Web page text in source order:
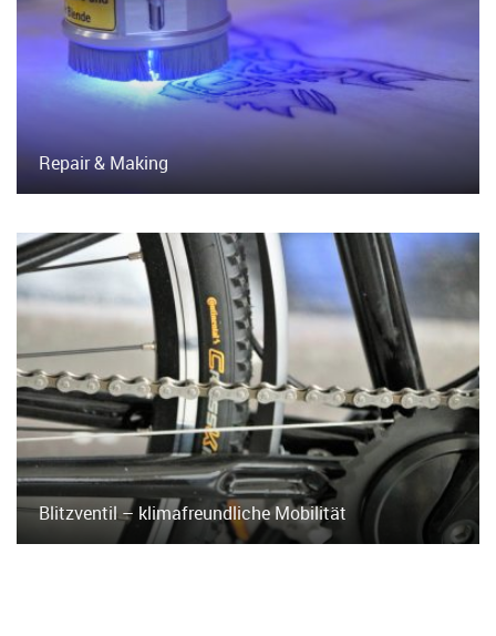
Repair & Making
Blitzventil – klimafreundliche Mobilität